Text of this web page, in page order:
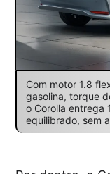
Com motor 1.8
gasolina, torque
o Corolla entrega
equilibrado, sem